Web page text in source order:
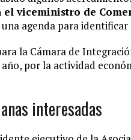
el viceministro de
agenda para
la Cámara de
por la actividad
interesadas